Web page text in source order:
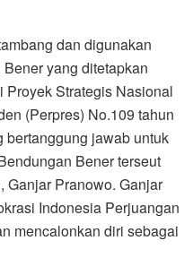
dan digunakan
yang ditetapkan
Strategis Nasional
(Perpres) No.109 tahun
bertanggung jawab untuk
Bener terseut
Ganjar Pranowo. Ganjar
Indonesia Perjuangan
mencalonkan diri sebagai